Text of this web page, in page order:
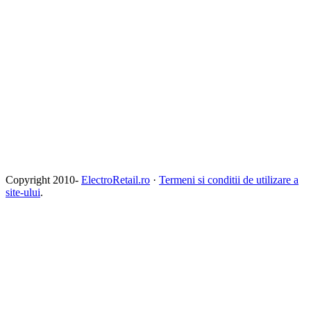
Copyright 2010- ElectroRetail.ro · Termeni si conditii de utilizare a
site-ului.